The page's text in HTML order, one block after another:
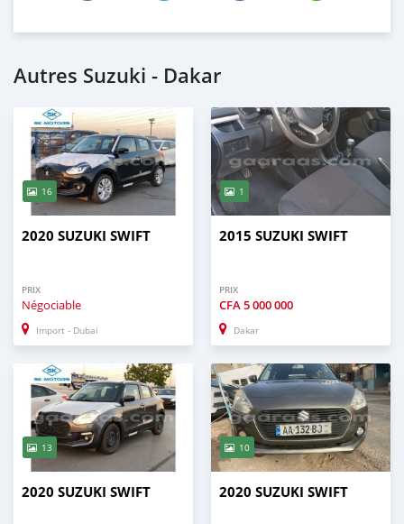
Autres Suzuki - Dakar
16
2020 SUZUKI SWIFT
PRIX
Négociable
Import - Dubai
1
2015 SUZUKI SWIFT
PRIX
CFA5 000 000
Dakar
13
2020 SUZUKI SWIFT
10
2020 SUZUKI SWIFT